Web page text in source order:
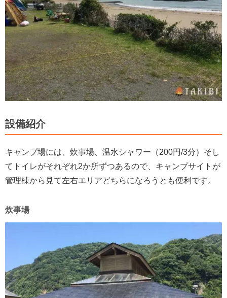
設備紹介
キャンプ場には、炊事場、温水シャワー（200円/3分）そし
てトイレがそれぞれ2か所ずつあるので、キャンプサイトが
管理棟から見て左右エリアどちらになろうとも便利です。
炊事場